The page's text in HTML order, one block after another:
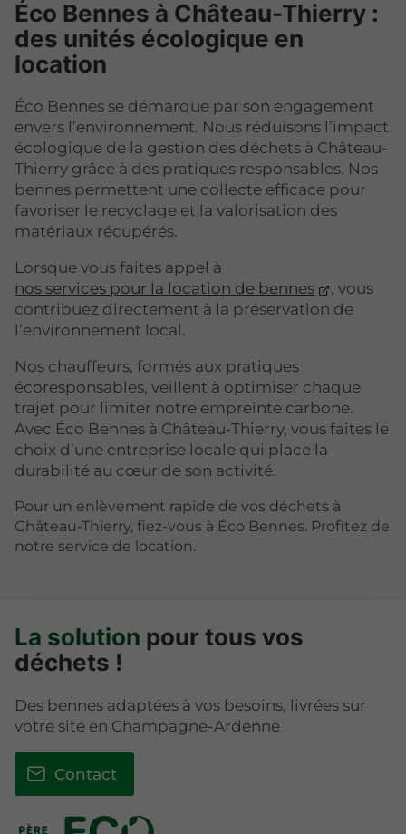
Éco Bennes à Château-Thierry :
des unités écologique en
location
Éco Bennes se démarque par son engagement
envers l’environnement. Nous réduisons l’impact
écologique de la gestion des déchets à Château-
Thierry grâce à des pratiques responsables. Nos
bennes permettent une collecte efficace pour
favoriser le recyclage et la valorisation des
matériaux récupérés.
Lorsque vous faites appel à
nos services pour la location de bennes
, vous
contribuez directement à la préservation de
l’environnement local.
Nos chauffeurs, formés aux pratiques
écoresponsables, veillent à optimiser chaque
trajet pour limiter notre empreinte carbone.
Avec Éco Bennes à Château-Thierry, vous faites le
choix d’une entreprise locale qui place la
durabilité au cœur de son activité.
Pour un enlèvement rapide de vos déchets à
Château-Thierry, fiez-vous à Éco Bennes. Profitez de
notre service de location.
La solution pour tous vos
déchets !
Des bennes adaptées à vos besoins, livrées sur
votre site en Champagne-Ardenne
Contact